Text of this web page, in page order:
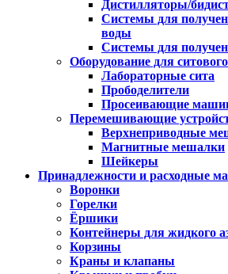
Дистилляторы/
Системы для
воды
Системы для
Оборудование для
Лабораторные сита
Прободелители
Просеивающие
Перемешивающие
Верхнеприводные
Магнитные мешалки
Шейкеры
Принадлежности и расходные
Воронки
Горелки
Ёршики
Контейнеры для жидкого
Корзины
Краны и клапаны